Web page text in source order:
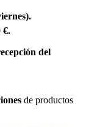
€.
del
de productos